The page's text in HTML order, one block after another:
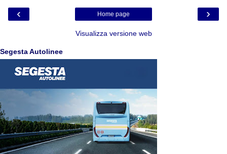
‹ ›
Home page
Visualizza versione web
Segesta Autolinee